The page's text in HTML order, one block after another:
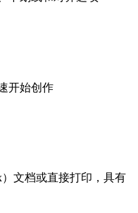
开始创作
）文档或直接打印，具有